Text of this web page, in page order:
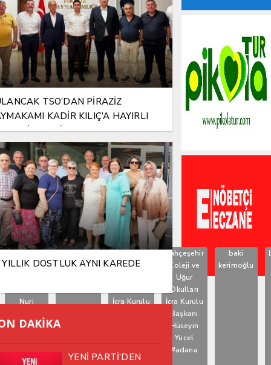
Belde
Nuri
ERDOĞAN
Koleji ve
İcra Kurulu
Bahçeşehir
Koleji ve
Uğur
Okulları
İcra Kurulu
Başkanı
Hüseyin
Yücel
#adana
baki
kerimoğlu
TSO’DAN PİRAZİZ
KADİR KILIÇ’A HAYIRLI
ZİYARETİ
DOSTLUK AYNI KAREDE
DAKİKA
YENİ PARTİ’DEN